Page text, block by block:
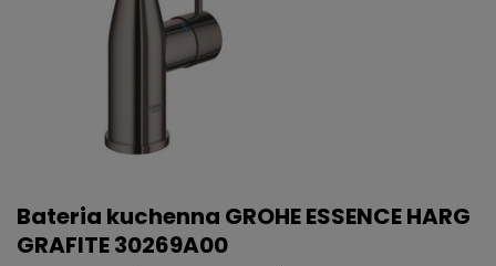
Bateria kuchenna GROHE ESSENCE HARG
GRAFITE 30269A00